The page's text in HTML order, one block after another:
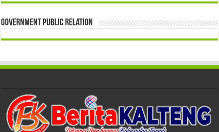
Government Public Relation